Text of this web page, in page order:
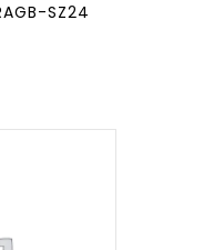
SZ24